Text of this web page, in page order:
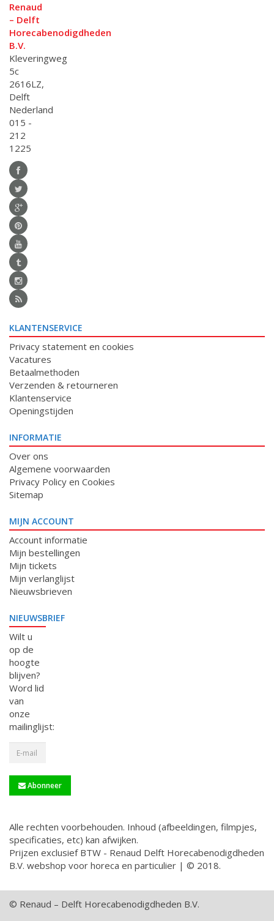
Renaud
– Delft
Horecabenodigdheden
B.V.
Kleveringweg
5c
2616LZ,
Delft
Nederland
015 -
212
1225
KLANTENSERVICE
Privacy statement en cookies
Vacatures
Betaalmethoden
Verzenden & retourneren
Klantenservice
Openingstijden
INFORMATIE
Over ons
Algemene voorwaarden
Privacy Policy en Cookies
Sitemap
MIJN ACCOUNT
Account informatie
Mijn bestellingen
Mijn tickets
Mijn verlanglijst
Nieuwsbrieven
NIEUWSBRIEF
Wilt u
op de
hoogte
blijven?
Word lid
van
onze
mailinglijst:
Abonneer
Alle rechten voorbehouden. Inhoud (afbeeldingen, filmpjes,
specificaties, etc) kan afwijken.
Prijzen exclusief BTW - Renaud Delft Horecabenodigdheden
B.V. webshop voor horeca en particulier | © 2018.
© Renaud – Delft Horecabenodigdheden B.V.